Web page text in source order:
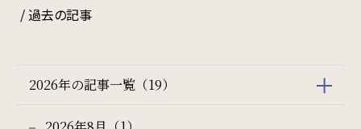
/ 過去の記事
2026年の記事一覧（19）